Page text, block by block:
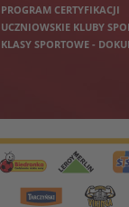
PROGRAM CERTYFIKACJI
UCZNIOWSKIE KLUBY
KLASY SPORTOWE -